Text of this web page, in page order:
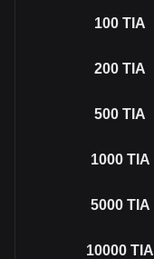
100 TIA
200 TIA
500 TIA
1000 TIA
5000 TIA
10000 TIA